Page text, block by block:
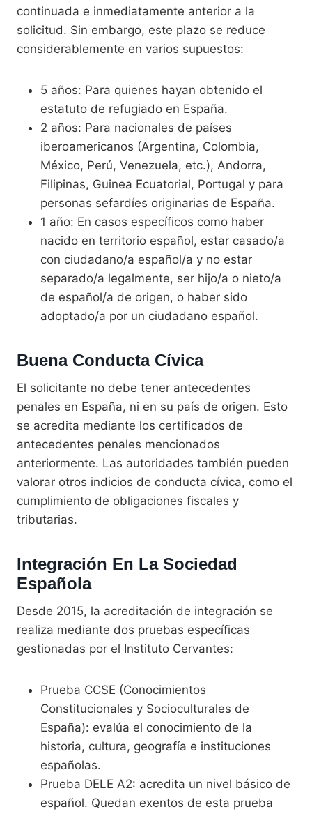
continuada e inmediatamente anterior a la
solicitud. Sin embargo, este plazo se reduce
considerablemente en varios supuestos:
5 años: Para quienes hayan obtenido el
estatuto de refugiado en España.
2 años: Para nacionales de países
iberoamericanos (Argentina, Colombia,
México, Perú, Venezuela, etc.), Andorra,
Filipinas, Guinea Ecuatorial, Portugal y para
personas sefardíes originarias de España.
1 año: En casos específicos como haber
nacido en territorio español, estar casado/a
con ciudadano/a español/a y no estar
separado/a legalmente, ser hijo/a o nieto/a
de español/a de origen, o haber sido
adoptado/a por un ciudadano español.
Buena Conducta Cívica
El solicitante no debe tener antecedentes
penales en España, ni en su país de origen. Esto
se acredita mediante los certificados de
antecedentes penales mencionados
anteriormente. Las autoridades también pueden
valorar otros indicios de conducta cívica, como el
cumplimiento de obligaciones fiscales y
tributarias.
Integración En La Sociedad
Española
Desde 2015, la acreditación de integración se
realiza mediante dos pruebas específicas
gestionadas por el Instituto Cervantes:
Prueba CCSE (Conocimientos
Constitucionales y Socioculturales de
España): evalúa el conocimiento de la
historia, cultura, geografía e instituciones
españolas.
Prueba DELE A2: acredita un nivel básico de
español. Quedan exentos de esta prueba